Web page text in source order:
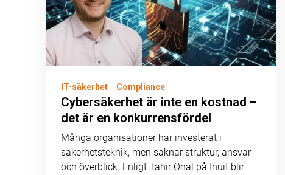
IT-säkerhet Compliance
Cybersäkerhet är inte en kostnad –
det är en konkurrensfördel
Många organisationer har investerat i
säkerhetsteknik, men saknar struktur, ansvar
och överblick. Enligt Tahir Önal på Inuit blir